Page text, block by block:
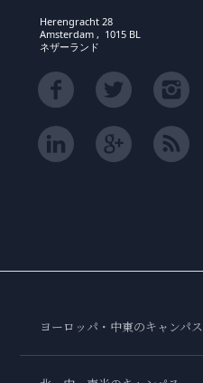
Herengracht 28
Amsterdam , 1015 BL
ネザーランド
ヨーロッパ・中東のキャンパス